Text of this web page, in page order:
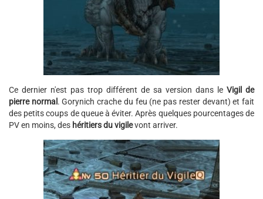
Ce dernier n'est pas trop différent de sa version dans le Vigil de
pierre normal . Gorynich crache du feu (ne pas rester devant) et fait
des petits coups de queue à éviter. Après quelques pourcentages de
PV en moins, des héritiers du vigilevont arriver.